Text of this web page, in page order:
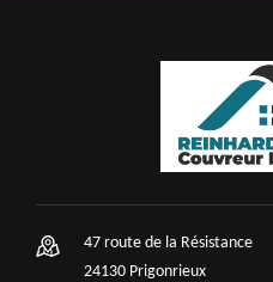
47 route de la Résistance
24130 Prigonrieux